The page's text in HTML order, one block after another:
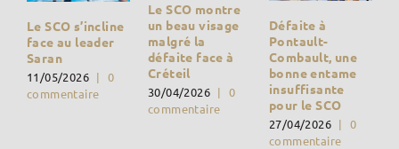
Le SCO s’incline
face au leader
Saran
11/05/2026 |
0
commentaire
Le SCO montre
un beau visage
malgré la
défaite face à
Créteil
30/04/2026 |
0
commentaire
Défaite à
Pontault-
Combault, une
bonne entame
insuffisante
pour le SCO
27/04/2026 |
0
commentaire